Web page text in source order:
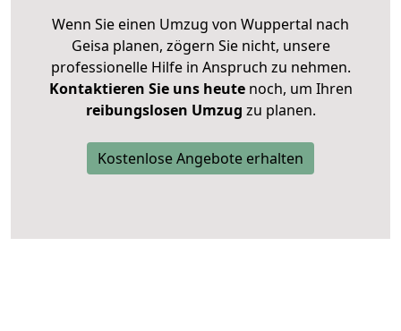
Wenn Sie einen Umzug von Wuppertal nach
Geisa planen, zögern Sie nicht, unsere
professionelle Hilfe in Anspruch zu nehmen.
Kontaktieren Sie uns heutenoch, um Ihren
reibungslosen Umzug zu planen.
Kostenlose Angebote erhalten